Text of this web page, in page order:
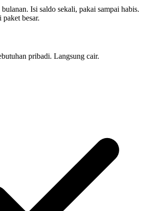
Isi saldo sekali, pakai sampai habis.
besar.
pribadi. Langsung cair.